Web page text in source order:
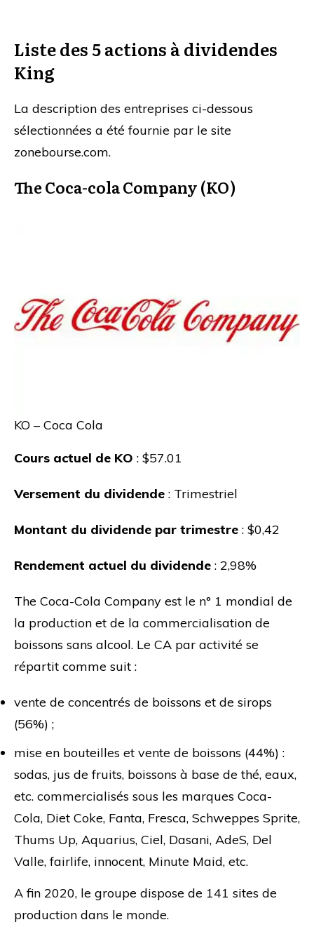
Liste des 5 actions à dividendes
King
La description des entreprises ci-dessous
sélectionnées a été fournie par le site
zonebourse.com.
The Coca-cola Company (KO)
KO – Coca Cola
Cours actuel de KO : $57.01
Versement du dividende : Trimestriel
Montant du dividende par trimestre : $0,42
Rendement actuel du dividende : 2,98%
The Coca-Cola Company est le n° 1 mondial de
la production et de la commercialisation de
boissons sans alcool. Le CA par activité se
répartit comme suit :
vente de concentrés de boissons et de sirops
(56%) ;
mise en bouteilles et vente de boissons (44%) :
sodas, jus de fruits, boissons à base de thé, eaux,
etc. commercialisés sous les marques Coca-
Cola, Diet Coke, Fanta, Fresca, Schweppes Sprite,
Thums Up, Aquarius, Ciel, Dasani, AdeS, Del
Valle, fairlife, innocent, Minute Maid, etc.
A fin 2020, le groupe dispose de 141 sites de
production dans le monde.